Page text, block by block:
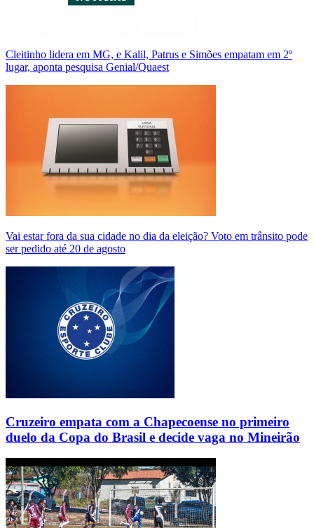
Cleitinho lidera em MG, e Kalil, Patrus e Simões empatam em 2º
lugar, aponta pesquisa Genial/Quaest
Vai estar fora da sua cidade no dia da eleição? Voto em trânsito pode
ser pedido até 20 de agosto
Cruzeiro empata com a Chapecoense no primeiro
duelo da Copa do Brasil e decide vaga no Mineirão